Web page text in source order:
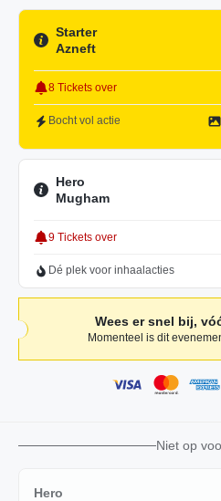
Starter
Azneft
8 Tickets over
Bocht vol actie
Hero
Mugham
9 Tickets over
Dé plek voor inhaalacties
Wees er snel bij,
Momenteel is dit
Niet op
Hero